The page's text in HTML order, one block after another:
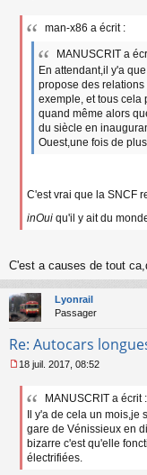
e
man-x86 a écrit :
MANUSCRIT a
En attendant,il y'a
propose des relations
exemple, et tous cela
quand même alors
du siècle en
Ouest,une fois de
C'est vrai que la SNCF
inOui qu'il y ait du
C'est a causes de tout
Lyonrail
Passager
Re: Autocars
e
n
18 juil. 2017, 08:52
MANUSCRIT a écrit :
Il y'a de cela un
gare de Vénissieux en
bizarre c'est qu'elle
électrifiées.